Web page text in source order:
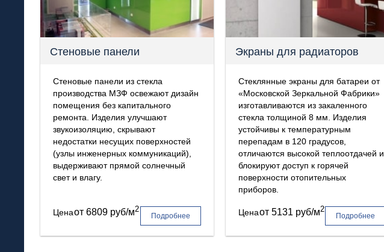
Стеновые панели
Стеновые панели из стекла
производства МЗФ освежают дизайн
помещения без капитального
ремонта. Изделия улучшают
звукоизоляцию, скрывают
недостатки несущих поверхностей
(узлы инженерных коммуникаций),
выдерживают прямой солнечный
свет и влагу.
Ценаот6809 руб/м2
Подробнее
Экраны для радиаторов
Стеклянные экраны для батареи от
«Московской Зеркальной Фабрики»
изготавливаются из закаленного
стекла толщиной 8 мм. Изделия
устойчивы к температурным
перепадам в 120 градусов,
отличаются высокой теплоотдачей и
блокируют доступ к горячей
поверхности отопительных
приборов.
Ценаот 5131 руб/м2
Подробнее